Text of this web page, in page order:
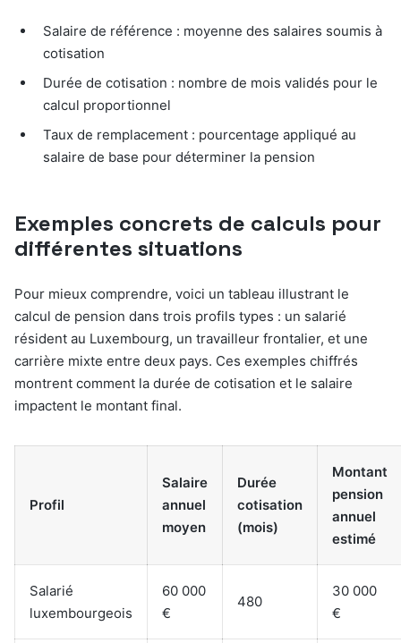
Salaire de référence : moyenne des salaires soumis à
cotisation
Durée de cotisation : nombre de mois validés pour le
calcul proportionnel
Taux de remplacement : pourcentage appliqué au
salaire de base pour déterminer la pension
Exemples concrets de calculs pour
différentes situations
Pour mieux comprendre, voici un tableau illustrant le
calcul de pension dans trois profils types : un salarié
résident au Luxembourg, un travailleur frontalier, et une
carrière mixte entre deux pays. Ces exemples chiffrés
montrent comment la durée de cotisation et le salaire
impactent le montant final.
Profil
Salaire
annuel
moyen
Durée
cotisation
(mois)
Montant
pension
annuel
estimé
Salarié
luxembourgeois
60 000
€
480
30 000
€